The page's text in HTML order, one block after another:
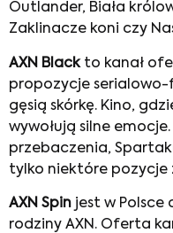
Outlander, Biała
Zaklinacze koni czy
AXN Blackto kanał
propozycje
gęsią skórkę. Kino,
wywołują silne
przebaczenia,
tylko niektóre
AXN Spin jest w Polsce
rodziny AXN. Oferta